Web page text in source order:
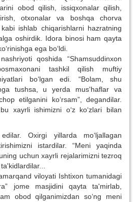
obod qilish, issiqxonalar qilish,
otxonalar va boshqa chorva
ishlab chiqarishlarni hazratning
oshirdik. Idora binosi ham qayta
ega bo‘ldi.
qoshida “Shamsuddinxon
tashkil qilish muftiy
bo‘lgan edi. “Bolam, shu
tushsa, u yerda mus'haflar va
etilganini ko‘rsam”, degandilar.
xayrli ishimizni o‘z ko‘zlari bilan
Oxirgi yillarda mo‘ljallagan
istardilar. “Meni yaqinda
uchun xayrli rejalarimizni tezroq
viloyati Ishtixon tumanidagi
jome masjidini qayta ta'mirlab,
obod qilganimizdan so‘ng meni